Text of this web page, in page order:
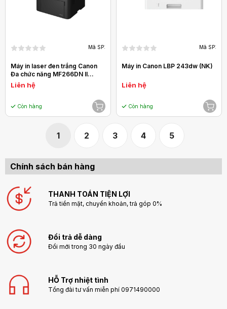
Mã SP:
Máy in laser đen trắng Canon
Đa chức năng MF266DN II
(A4/A5/ In/ Copy/ Scan/ Đảo
mặt/ USB/ LAN)
Liên hệ
Còn hàng
Mã SP:
Máy in Canon LBP 243dw (NK)
Liên hệ
Còn hàng
1 2 3 4 5
Chính sách bán hàng
THANH TOÁN TIỆN LỢI
Trả tiền mặt, chuyển khoản, trả góp 0%
Đổi trả dễ dàng
Đổi mới trong 30 ngày đầu
HỖ Trợ nhiệt tình
Tổng đài tư vấn miễn phí 0971490000